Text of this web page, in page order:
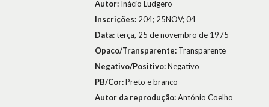
Autor: Inácio Ludgero
Inscrições: 204; 25NOV; 04
Data:terça, 25 de novembro de 1975
Opaco/Transparente: Transparente
Negativo/Positivo:Negativo
PB/Cor:Preto e branco
Autor da reprodução:António Coelho